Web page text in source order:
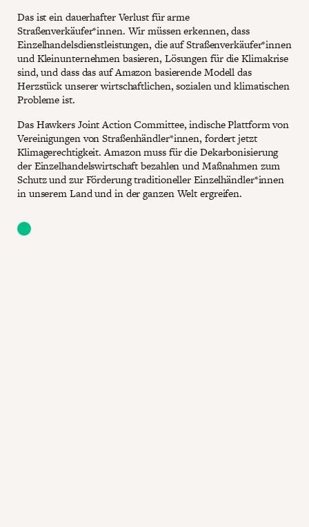
Das ist ein dauerhafter Verlust für arme
Straßenverkäufer*innen. Wir müssen erkennen, dass
Einzelhandelsdienstleistungen, die auf Straßenverkäufer*innen
und Kleinunternehmen basieren, Lösungen für die Klimakrise
sind, und dass das auf Amazon basierende Modell das
Herzstück unserer wirtschaftlichen, sozialen und klimatischen
Probleme ist.
Das Hawkers Joint Action Committee, indische Plattform von
Vereinigungen von Straßenhändler*innen, fordert jetzt
Klimagerechtigkeit. Amazon muss für die Dekarbonisierung
der Einzelhandelswirtschaft bezahlen und Maßnahmen zum
Schutz und zur Förderung traditioneller Einzelhändler*innen
in unserem Land und in der ganzen Welt ergreifen.